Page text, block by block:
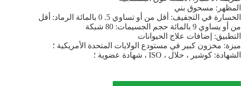
المظهر: مسحوق بني
الخسارة في التجفيف: أقل من أو تساوي 5. 0 بالمائة الرماد: أقل
من أو يساوي 9 بالمائة حجم الجسيمات: 80 شبكة
التطبيق: إضافات علاج الحيوانات
ميزة: مخزون كبير في مستودع الولايات المتحدة الأمريكية ؛
الشهادة: كوشير ، حلال ، ISO ، شهادة عضوية ؛